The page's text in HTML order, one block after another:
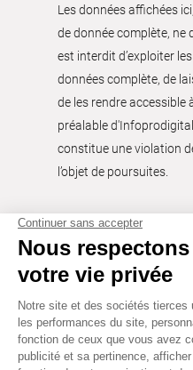
Les données affichées
de donnée complète, ne
est interdit d’exploiter
données complète, de
de les rendre accessible
préalable
constitue une violation
l’objet de poursuites.
Tous droits